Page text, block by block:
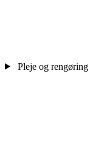
Pleje og rengøring